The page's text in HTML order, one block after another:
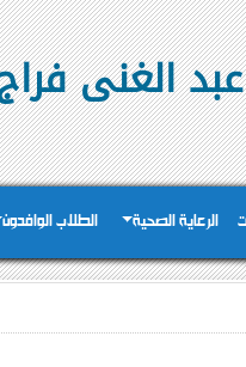
الغنى
الرعاية الصحية الطلاب الوافدون